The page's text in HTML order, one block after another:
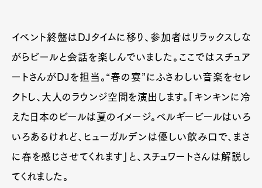
イベント終盤はDJタイムに移り、参加者はリラックスしな
がらビールと会話を楽しんでいました。ここではスチュア
ートさんがDJを担当。“春の宴”にふさわしい音楽をセレ
クトし、大人のラウンジ空間を演出します。「キンキンに冷
えた日本のビールは夏のイメージ。ベルギービールはいろ
いろあるけれど、ヒューガルデンは優しい飲み口で、まさ
に春を感じさせてくれます」と、スチュワートさんは解説し
てくれました。